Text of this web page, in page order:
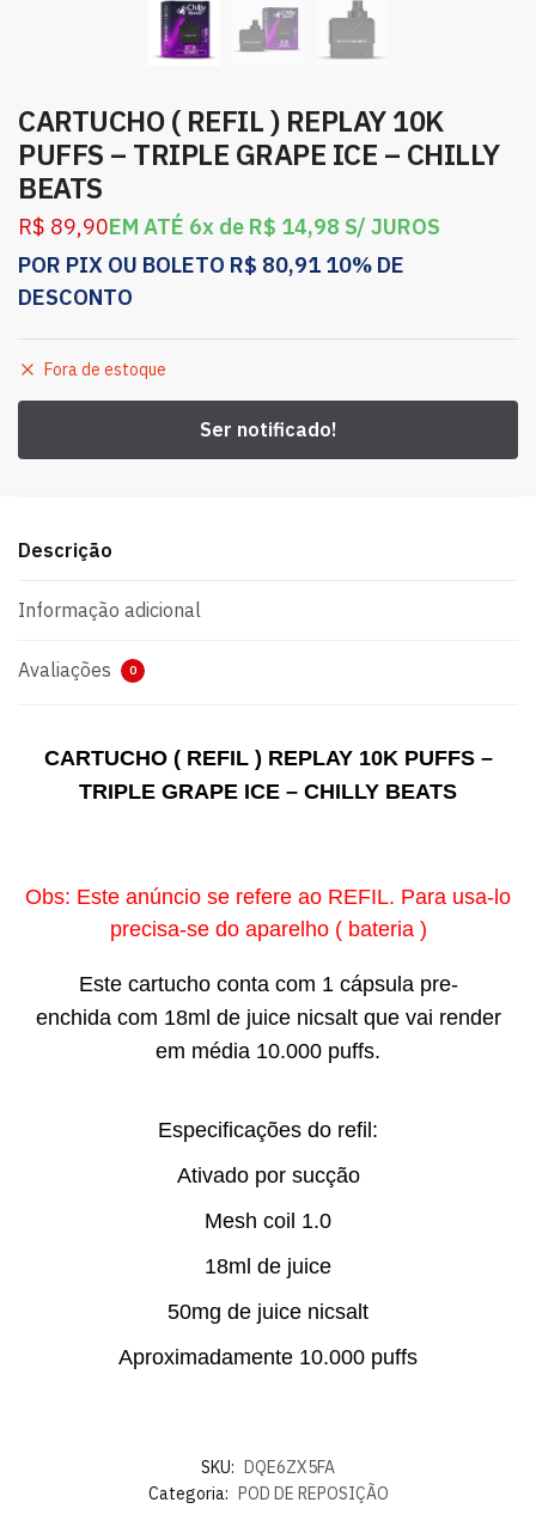
CARTUCHO ( REFIL ) REPLAY 10K
PUFFS – TRIPLE GRAPE ICE – CHILLY
BEATS
R$ 89,90EM ATÉ 6x de R$ 14,98 S/ JUROS
POR PIX OU BOLETO R$ 80,91 10% DE
DESCONTO
Fora de estoque
Descrição
Informação adicional
Avaliações 0
CARTUCHO ( REFIL ) REPLAY 10K PUFFS –
TRIPLE GRAPE ICE – CHILLY BEATS
Obs: Este anúncio se refere ao REFIL. Para usa-lo
precisa-se do aparelho ( bateria )
Este cartucho conta com 1 cápsula pre-
enchida com 18ml de juice nicsalt que vai render
em média 10.000 puffs.
Especificações do refil:
Ativado por sucção
Mesh coil 1.0
18ml de juice
50mg de juice nicsalt
Aproximadamente 10.000 puffs
SKU: DQE6ZX5FA
Categoria: POD DE REPOSIÇÃO